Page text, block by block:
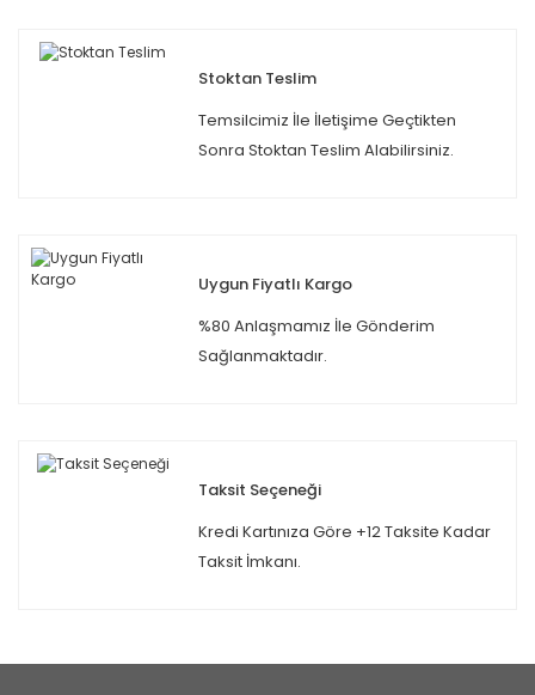
Stoktan Teslim
Temsilcimiz İle İletişime Geçtikten
Sonra Stoktan Teslim Alabilirsiniz.
Uygun Fiyatlı Kargo
%80 Anlaşmamız İle Gönderim
Sağlanmaktadır.
Taksit Seçeneği
Kredi Kartınıza Göre +12 Taksite Kadar
Taksit İmkanı.